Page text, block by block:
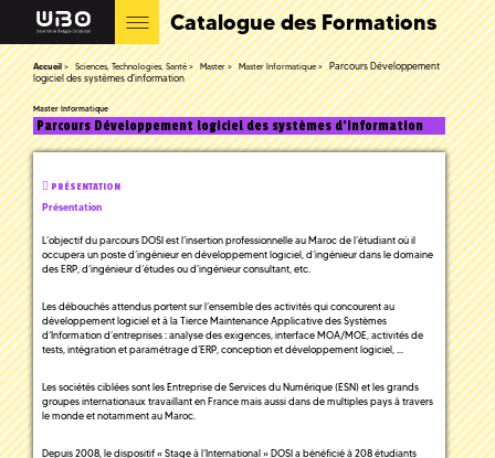
Catalogue des Formations
Accueil Sciences, Technologies, Santé Master Master Informatique
Parcours Développement
logiciel des systèmes d'information
Master Informatique
Parcours Développement logiciel des systèmes d'information
PRÉSENTATION
Présentation
L’objectif du parcours DOSI est l’insertion professionnelle au Maroc de l’étudiant où il
occupera un poste d’ingénieur en développement logiciel, d’ingénieur dans le domaine
des ERP, d’ingénieur d’études ou d’ingénieur consultant, etc.
Les débouchés attendus portent sur l’ensemble des activités qui concourent au
développement logiciel et à la Tierce Maintenance Applicative des Systèmes
d’Information d’entreprises : analyse des exigences, interface MOA/MOE, activités de
tests, intégration et paramétrage d’ERP, conception et développement logiciel, …
Les sociétés ciblées sont les Entreprise de Services du Numérique (ESN) et les grands
groupes internationaux travaillant en France mais aussi dans de multiples pays à travers
le monde et notamment au Maroc.
Depuis 2008, le dispositif « Stage à l’International » DOSI a bénéficié à 208 étudiants